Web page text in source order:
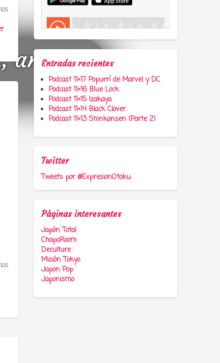
anime y
Entradas recientes
Podcast 11×17 Popurrí de Marvel y DC
Podcast 11×16 Blue Lock
Podcast 11×15 Izakaya
Podcast 11×14 Black Clover
Podcast 11×13 Shinkansen (Parte 2)
Twitter
Tweets por @ExpresionOtaku
Páginas interesantes
Japón Total
ChapaRoom
Deculture
Misión Tokyo
Japon Pop
Japonismo